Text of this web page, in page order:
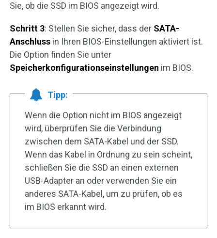
Sie, ob die SSD im BIOS angezeigt wird.
Schritt 3: Stellen Sie sicher, dass der SATA-
Anschluss in Ihren BIOS-Einstellungen aktiviert ist.
Die Option finden Sie unter
Speicherkonfigurationseinstellungen im BIOS.
Tipp:
Wenn die Option nicht im BIOS angezeigt
wird, überprüfen Sie die Verbindung
zwischen dem SATA-Kabel und der SSD.
Wenn das Kabel in Ordnung zu sein scheint,
schließen Sie die SSD an einen externen
USB-Adapter an oder verwenden Sie ein
anderes SATA-Kabel, um zu prüfen, ob es
im BIOS erkannt wird.